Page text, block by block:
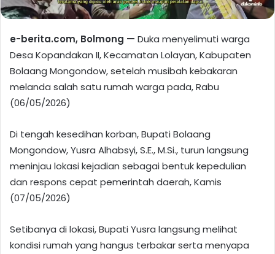
e-berita.com, Bolmong — Duka menyelimuti warga
Desa Kopandakan II, Kecamatan Lolayan, Kabupaten
Bolaang Mongondow, setelah musibah kebakaran
melanda salah satu rumah warga pada, Rabu
(06/05/2026)
Di tengah kesedihan korban, Bupati Bolaang
Mongondow, Yusra Alhabsyi, S.E., M.Si., turun langsung
meninjau lokasi kejadian sebagai bentuk kepedulian
dan respons cepat pemerintah daerah, Kamis
(07/05/2026)
Setibanya di lokasi, Bupati Yusra langsung melihat
kondisi rumah yang hangus terbakar serta menyapa